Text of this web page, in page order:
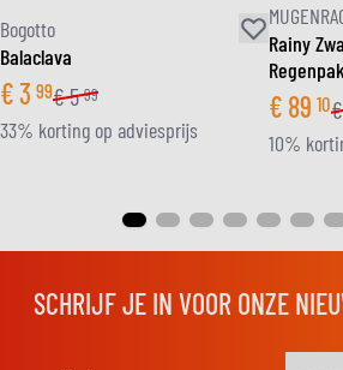
Bogotto
Balaclava
€3 99€5 99
33% korting op adviesprijs
Rainy
Regenpak
€ 89 10€
10%
SCHRIJF JE IN VOOR ONZE